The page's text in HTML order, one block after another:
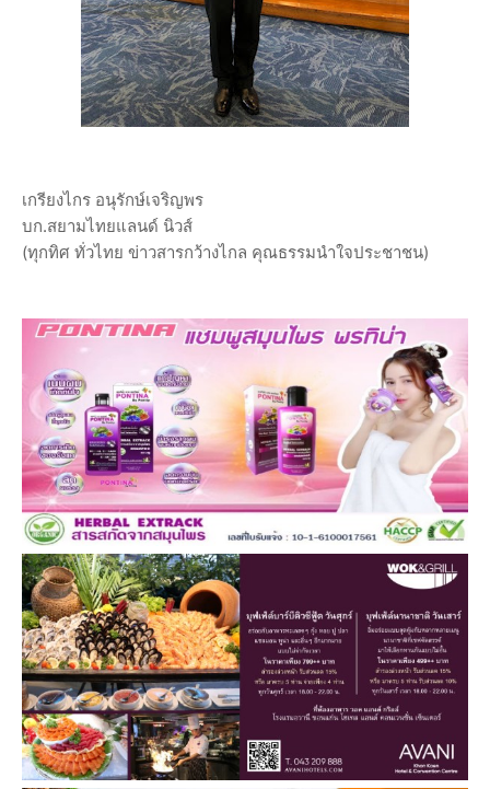
เกรียงไกร อนุรักษ์เจริญพร
บก.สยามไทยแลนด์ นิวส์
(ทุกทิศ ทั่วไทย ข่าวสารกว้างไกล คุณธรรมนำใจประชาชน)